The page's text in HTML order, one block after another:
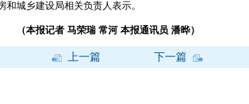
和城乡建设局相关负责人表示。
（本报记者 马荣瑞 常河 本报通讯员 潘晔）
上一篇 下一篇